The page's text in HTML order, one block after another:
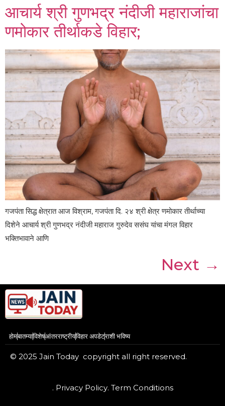
आचार्य श्री गुणभद्र नंदीजी महाराजांचा
णमोकार तीर्थाकडे विहार;
गजपंता सिद्ध क्षेत्रात आज विश्राम, गजपंता दि. २४ श्री क्षेत्र णमोकार तीर्थाच्या
दिशेने आचार्य श्री गुणभद्र नंदीजी महाराज गुरुदेव ससंघ यांचा मंगल विहार
भक्तिभावाने आणि
Next →
होमबातम्याविशेषआंतरराष्ट्रीयविहार अपडेटराशी भविष्य
© 2025 Jain Today copyright all right reserved.
. Privacy Policy. Term Conditions